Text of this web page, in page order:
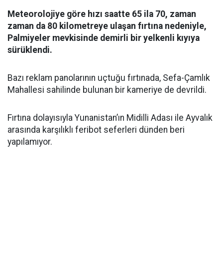
Meteorolojiye göre hızı saatte 65 ila 70, zaman
zaman da 80 kilometreye ulaşan fırtına nedeniyle,
Palmiyeler mevkisinde demirli bir yelkenli kıyıya
sürüklendi.
Bazı reklam panolarının uçtuğu fırtınada, Sefa-Çamlık
Mahallesi sahilinde bulunan bir kameriye de devrildi.
Fırtına dolayısıyla Yunanistan’ın Midilli Adası ile Ayvalık
arasında karşılıklı feribot seferleri dünden beri
yapılamıyor.